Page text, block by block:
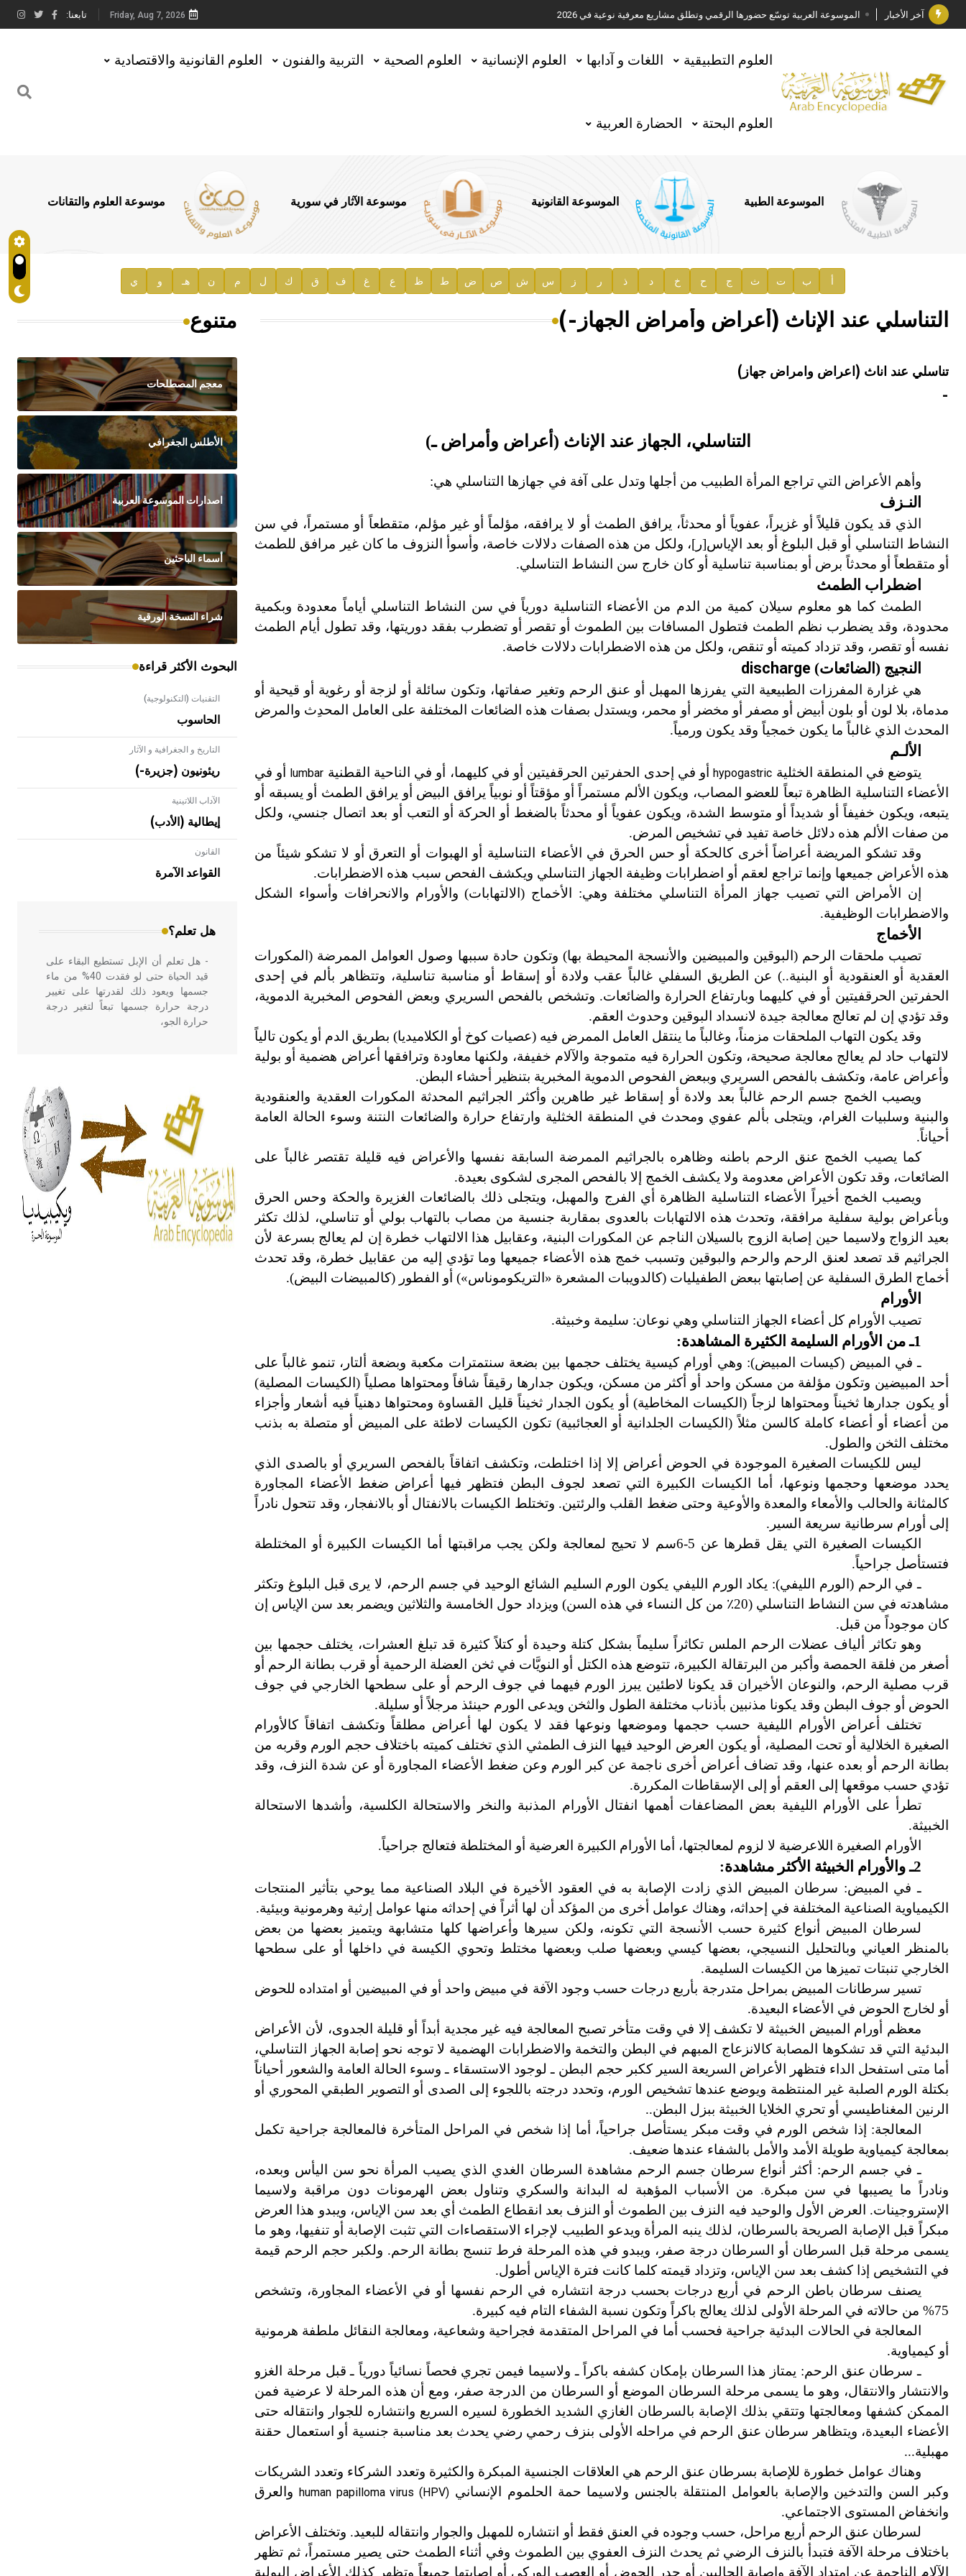
آخر الأخبار الموسوعة العربية توسّع حضورها الرقمي وتطلق مشاريع معرفية نوعية في 2026
جائزة مجمع الملك سلمان العالمي للغة العربية 2025
الأستاذ إياد خالد الطباع مدير عام لهيئة الموسوعة العربية
السيد محمد ياسين صالح وزيرا للثقافة
توصيات مجلس الإدارة
صدور المجلد السابع من موسوعة الآثار في سورية
إعلان..
هيئة الموسوعة العربية تطلق موسوعات جديدة في عام 2026
Friday, Aug 7, 2026 تابعنا:
العلوم التطبيقية اللغات و آدابها العلوم الإنسانية العلوم الصحية التربية والفنون العلوم القانونية والاقتصادية
العلوم البحتة الحضارة العربية
الموسوعة الطبية الموسوعة القانونية موسوعة الآثار في سورية موسوعة العلوم والتقانات
أ ب ت ث ج ح خ د ذ ر ز س ش ص ض ط ظ ع غ ف ق ك ل م ن هـ و ي
التناسلي عند الإناث (أعراض وأمراض الجهاز-)
تناسلي عند اناث (اعراض وامراض جهاز)
-
التناسلي، الجهاز عند الإناث (أعراض وأمراض ـ)
وأهم الأعراض التي تراجع المرأة الطبيب من أجلها وتدل على آفة في جهازها التناسلي هي:
النـزف
الذي قد يكون قليلاً أو غزيراً، عفوياً أو محدثاً، يرافق الطمث أو لا يرافقه، مؤلماً أو غير مؤلم، متقطعاً أو مستمراً، في سن
النشاط التناسلي أو قبل البلوغ أو بعد الإياس[ر]، ولكل من هذه الصفات دلالات خاصة، وأسوأ النزوف ما كان غير مرافق للطمث
أو متقطعاً أو محدثاً برض أو بمناسبة تناسلية أو كان خارج سن النشاط التناسلي.
اضطراب الطمث
الطمث كما هو معلوم سيلان كمية من الدم من الأعضاء التناسلية دورياً في سن النشاط التناسلي أياماً معدودة وبكمية
محدودة، وقد يضطرب نظم الطمث فتطول المسافات بين الطموث أو تقصر أو تضطرب بفقد دوريتها، وقد تطول أيام الطمث
نفسه أو تقصر، وقد تزداد كميته أو تنقص، ولكل من هذه الاضطرابات دلالات خاصة.
النجيج (الضائعات) discharge
هي غزارة المفرزات الطبيعية التي يفرزها المهبل أو عنق الرحم وتغير صفاتها، وتكون سائلة أو لزجة أو رغوية أو قيحية أو
مدماة، بلا لون أو بلون أبيض أو مصفر أو مخضر أو محمر، ويستدل بصفات هذه الضائعات المختلفة على العامل المحدِث والمرض
المحدث الذي غالباً ما يكون خمجياً وقد يكون ورمياً.
الألـم
يتوضع في المنطقة الخثلية hypogastricأو في إحدى الحفرتين الحرقفيتين أو في كليهما، أو في الناحية القطنية lumbar أو في
الأعضاء التناسلية الظاهرة تبعاً للعضو المصاب، ويكون الألم مستمراً أو مؤقتاً أو نوبياً يرافق البيض أو يرافق الطمث أو يسبقه أو
يتبعه، ويكون خفيفاً أو شديداً أو متوسط الشدة، ويكون عفوياً أو محدثاً بالضغط أو الحركة أو التعب أو بعد اتصال جنسي، ولكل
من صفات الألم هذه دلائل خاصة تفيد في تشخيص المرض.
وقد تشكو المريضة أعراضاً أخرى كالحكة أو حس الحرق في الأعضاء التناسلية أو الهبوات أو التعرق أو لا تشكو شيئاً من
هذه الأعراض جميعها وإنما تراجع لعقم أو اضطرابات وظيفة الجهاز التناسلي ويكشف الفحص سبب هذه الاضطرابات.
إن الأمراض التي تصيب جهاز المرأة التناسلي مختلفة وهي: الأخماج (الالتهابات) والأورام والانحرافات وأسواء الشكل
والاضطرابات الوظيفية.
الأخماج
تصيب ملحقات الرحم( البوقين والمبيضين والأنسجة المحيطة بها) وتكون حادة سببها وصول العوامل الممرضة (المكورات
العقدية أو العنقودية أو البنية..) عن الطريق السفلي غالباً عقب ولادة أو إسقاط أو مناسبة تناسلية، وتتظاهر بألم في إحدى
الحفرتين الحرقفيتين أو في كليهما وبارتفاع الحرارة والضائعات. وتشخص بالفحص السريري وبعض الفحوص المخبرية الدموية،
وقد تؤدي إن لم تعالج معالجة جيدة لانسداد البوقين وحدوث العقم.
وقد يكون التهاب الملحقات مزمناً، وغالباً ما ينتقل العامل الممرض فيه (عصيات كوخ أو الكلاميديا) بطريق الدم أو يكون تالياً
لالتهاب حاد لم يعالج معالجة صحيحة، وتكون الحرارة فيه متموجة والآلام خفيفة، ولكنها معاودة وترافقها أعراض هضمية أو بولية
وأعراض عامة، وتكشف بالفحص السريري وببعض الفحوص الدموية المخبرية بتنظير أحشاء البطن.
ويصيب الخمج جسم الرحم غالباً بعد ولادة أو إسقاط غير طاهرين وأكثر الجراثيم المحدثة المكورات العقدية والعنقودية
والبنية وسلبيات الغرام، ويتجلى بألم عفوي ومحدث في المنطقة الخثلية وارتفاع حرارة والضائعات النتنة وسوء الحالة العامة
أحياناً.
كما يصيب الخمج عنق الرحم باطنه وظاهره بالجراثيم الممرضة السابقة نفسها والأعراض فيه قليلة تقتصر غالباً على
الضائعات، وقد تكون الأعراض معدومة ولا يكشف الخمج إلا بالفحص المجرى لشكوى بعيدة.
ويصيب الخمج أخيراً الأعضاء التناسلية الظاهرة أي الفرج والمهبل، ويتجلى ذلك بالضائعات الغزيرة والحكة وحس الحرق
وبأعراض بولية سفلية مرافقة، وتحدث هذه الالتهابات بالعدوى بمقاربة جنسية من مصاب بالتهاب بولي أو تناسلي، لذلك تكثر
بعيد الزواج ولاسيما حين إصابة الزوج بالسيلان الناجم عن المكورات البنية، وعقابيل هذا الالتهاب خطرة إن لم يعالج بسرعة لأن
الجراثيم قد تصعد لعنق الرحم والرحم والبوقين وتسبب خمج هذه الأعضاء جميعها وما تؤدي إليه من عقابيل خطرة، وقد تحدث
أخماج الطرق السفلية عن إصابتها ببعض الطفيليات (كالدويبات المشعرة «التريكوموناس») أو الفطور (كالمبيضات البيض)
.
الأورام
تصيب الأورام كل أعضاء الجهاز التناسلي وهي نوعان: سليمة وخبيثة.
1ـ من الأورام السليمة الكثيرة المشاهدة:
ـ في المبيض (كيسات المبيض): وهي أورام كيسية يختلف حجمها بين بضعة سنتمترات مكعبة وبضعة ألتار، تنمو غالباً على
أحد المبيضين وتكون مؤلفة من مسكن واحد أو أكثر من مسكن، ويكون جدارها رقيقاً شافاً ومحتواها مصلياً (الكيسات المصلية)
أو يكون جدارها ثخيناً ومحتواها لزجاً (الكيسات المخاطية) أو يكون الجدار ثخيناً قليل القساوة ومحتواها دهنياً فيه أشعار وأجزاء
من أعضاء أو أعضاء كاملة كالسن مثلاً (الكيسات الجلدانية أو العجائبية) تكون الكيسات لاطئة على المبيض أو متصلة به بذنب
مختلف الثخن والطول.
ليس للكيسات الصغيرة الموجودة في الحوض أعراض إلا إذا اختلطت، وتكشف اتفاقاً بالفحص السريري أو بالصدى الذي
يحدد موضعها وحجمها ونوعها، أما الكيسات الكبيرة التي تصعد لجوف البطن فتظهر فيها أعراض ضغط الأعضاء المجاورة
كالمثانة والحالب والأمعاء والمعدة والأوعية وحتى ضغط القلب والرئتين. وتختلط الكيسات بالانفتال أو بالانفجار، وقد تتحول نادراً
إلى أورام سرطانية سريعة السير.
الكيسات الصغيرة التي يقل قطرها عن 5
- 6سم لا تحيج لمعالجة ولكن يجب مراقبتها أما الكيسات الكبيرة أو المختلطة
فتستأصل جراحياً.
ـ في الرحم (الورم الليفي): يكاد الورم الليفي يكون الورم السليم الشائع الوحيد في جسم الرحم، لا يرى قبل البلوغ وتكثر
مشاهدته في سن النشاط التناسلي (20
٪ من كل النساء في هذه السن) ويزداد حول الخامسة والثلاثين ويضمر بعد سن الإياس إن
كان موجوداً من قبل.
وهو تكاثر ألياف عضلات الرحم الملس تكاثراً سليماً بشكل كتلة وحيدة أو كتلاً كثيرة قد تبلغ العشرات، يختلف حجمها بين
أصغر من فلقة الحمصة وأكبر من البرتقالة الكبيرة، تتوضع هذه الكتل أو النويَّات في ثخن العضلة الرحمية أو قرب بطانة الرحم أو
قرب مصلية الرحم، والنوعان الأخيران قد يكونا لاطئين يبرز الورم فيهما في جوف الرحم أو على سطحها الخارجي في جوف
الحوض أو جوف البطن وقد يكونا مذنبين بأذناب مختلفة الطول والثخن ويدعى الورم حينئذ مرجلاً أو سليلة.
تختلف أعراض الأورام الليفية حسب حجمها وموضعها ونوعها فقد لا يكون لها أعراض مطلقاً وتكشف اتفاقاً كالأورام
الصغيرة الخلالية أو تحت المصلية، أو يكون العرض الوحيد فيها النزف الطمثي الذي تختلف كميته باختلاف حجم الورم وقربه من
بطانة الرحم أو بعده عنها، وقد تضاف أعراض أخرى ناجمة عن كبر الورم وعن ضغط الأعضاء المجاورة أو عن شدة النزف، وقد
تؤدي حسب موقعها إلى العقم أو إلى الإسقاطات المكررة.
تطرأ على الأورام الليفية بعض المضاعفات أهمها انفتال الأورام المذنبة والنخر والاستحالة الكلسية، وأشدها الاستحالة
الخبيثة.
الأورام الصغيرة اللاعرضية لا لزوم لمعالجتها، أما الأورام الكبيرة العرضية أو المختلطة فتعالج جراحياً.
2ـ والأورام الخبيثة الأكثر مشاهدة:
ـ في المبيض: سرطان المبيض الذي زادت الإصابة به في العقود الأخيرة في البلاد الصناعية مما يوحي بتأثير المنتجات
الكيمياوية الصناعية المختلفة في إحداثه، وهناك عوامل أخرى من المؤكد أن لها أثراً في إحداثه منها عوامل إرثية وهرمونية وبيئية.
لسرطان المبيض أنواع كثيرة حسب الأنسجة التي تكونه، ولكن سيرها وأعراضها كلها متشابهة ويتميز بعضها من بعض
بالمنظر العياني وبالتحليل النسيجي، بعضها كيسي وبعضها صلب وبعضها مختلط وتحوي الكيسة في داخلها أو على سطحها
الخارجي تنبتات تميزها من الكيسات السليمة.
تسير سرطانات المبيض بمراحل متدرجة بأربع درجات حسب وجود الآفة في مبيض واحد أو في المبيضين أو امتداده للحوض
أو لخارج الحوض في الأعضاء البعيدة.
معظم أورام المبيض الخبيثة لا تكشف إلا في وقت متأخر تصبح المعالجة فيه غير مجدية أبداً أو قليلة الجدوى، لأن الأعراض
البدئية التي قد تشكوها المصابة كالانزعاج المبهم في البطن والتخمة والاضطرابات الهضمية لا توجه نحو إصابة الجهاز التناسلي،
أما متى استفحل الداء فتظهر الأعراض السريعة السير ككبر حجم البطن ـ لوجود الاستسقاء ـ وسوء الحالة العامة والشعور أحياناً
بكتلة الورم الصلبة غير المنتظمة ويوضع عندها تشخيص الورم، وتحدد درجته باللجوء إلى الصدى أو التصوير الطبقي المحوري أو
الرنين المغناطيسي أو تحري الخلايا الخبيثة ببزل البطن..
المعالجة: إذا شخص الورم في وقت مبكر يستأصل جراحياً، أما إذا شخص في المراحل المتأخرة فالمعالجة جراحية تكمل
بمعالجة كيمياوية طويلة الأمد والأمل بالشفاء عندها ضعيف.
ـ في جسم الرحم: أكثر أنواع سرطان جسم الرحم مشاهدة السرطان الغدي الذي يصيب المرأة نحو سن اليأس وبعده،
ونادراً ما يصيبها في سن مبكرة. من الأسباب المؤهبة له البدانة والسكري وتناول بعض الهرمونات دون مراقبة ولاسيما
الإستروجينات. العرض الأول والوحيد فيه النزف بين الطموث أو النزف بعد انقطاع الطمث أي بعد سن الإياس، ويبدو هذا العرض
مبكراً قبل الإصابة الصريحة بالسرطان، لذلك ينبه المرأة ويدعو الطبيب لإجراء الاستقصاءات التي تثبت الإصابة أو تنفيها، وهو ما
يسمى مرحلة قبل السرطان أو السرطان درجة صفر، ويبدو في هذه المرحلة فرط تنسج بطانة الرحم. ولكبر حجم الرحم قيمة
في التشخيص إذا كشف بعد سن الإياس، وتزداد قيمته كلما كانت فترة الإياس أطول.
يصنف سرطان باطن الرحم في أربع درجات بحسب درجة انتشاره في الرحم نفسها أو في الأعضاء المجاورة، وتشخص
75% من حالاته في المرحلة الأولى لذلك يعالج باكراً وتكون نسبة الشفاء التام فيه كبيرة.
المعالجة في الحالات البدئية جراحية فحسب أما في المراحل المتقدمة فجراحية وشعاعية، ومعالجة النقائل ملطفة هرمونية
أو كيمياوية.
ـ سرطان عنق الرحم: يمتاز هذا السرطان بإمكان كشفه باكراً ـ ولاسيما فيمن تجري فحصاً نسائياً دورياً ـ قبل مرحلة الغزو
والانتشار والانتقال، وهو ما يسمى مرحلة السرطان الموضع أو السرطان من الدرجة صفر، ومع أن هذه المرحلة لا عرضية فمن
الممكن كشفها ومعالجتها وتتقي بذلك الإصابة بالسرطان الغازي الشديد الخطورة لسيره السريع وانتشاره للجوار وانتقاله حتى
الأعضاء البعيدة، ويتظاهر سرطان عنق الرحم في مراحله الأولى بنزف رحمي رضي يحدث بعد مناسبة جنسية أو استعمال حقنة
مهبلية...
وهناك عوامل خطورة للإصابة بسرطان عنق الرحم هي العلاقات الجنسية المبكرة والكثيرة وتعدد الشركاء وتعدد الشريكات
وكبر السن والتدخين والإصابة بالعوامل المنتقلة بالجنس ولاسيما حمة الحلموم الإنساني human papilloma virus (HPV) والعرق
وانخفاض المستوى الاجتماعي.
لسرطان عنق الرحم أربع مراحل، حسب وجوده في العنق فقط أو انتشاره للمهبل والجوار وانتقاله للبعيد. وتختلف الأعراض
باختلاف مرحلة الآفة فتبدأ بالنزف الرضي ثم يحدث النزف العفوي بين الطموث وفي أثناء الطمث حتى يصير مستمراً، ثم تظهر
الآلام الناجمة عن امتداد الآفة وإصابة الحالبين أو جدر الحوض أو العصب الوركي أو إصابتها جميعاً وتظهر كذلك الأعراض البولية
متنوع
معجم المصطلحات
الأطلس الجغرافي
اصدارات الموسوعة العربية
أسماء الباحثين
شراء النسخة الورقية
البحوث الأكثر قراءة
التقنيات (التكنولوجية)
الحاسوب
التاريخ و الجغرافية و الآثار
ريئونيون (جزيرة-)
الآداب اللاتينية
إيطالية (الأدب)
القانون
القواعد الآمرة
هل تعلم؟
- هل تعلم أن الأبلق نوع من الفنون
الهندسية التي ارتبطت بالعمارة الإسلامية
في بلاد الشام ومصر خاصة، حيث يحرص
- هل تعلم أن الإبل تستطيع البقاء على
قيد الحياة حتى لو فقدت 40% من ماء
جسمها ويعود ذلك لقدرتها على تغيير
درجة حرارة جسمها تبعاً لتغير درجة
حرارة الجو،
أربعة مؤلفات هي: الحكم، الأدلة، تنظيم
التغذية، ورسالته في جروح الرأس.
ويعود له الفضل بأنه حرر الطب من
الدين والفلسفة.
- هل تعلم أن المرجان إفراز حيواني
يتكون في البحر ويتركب من مادة
كربونات الكلسيوم، وهو أحمر أو شديد
الحمرة وهو أجود أنواعه، ويمتاز بكبر
الحجم ويسمى الش